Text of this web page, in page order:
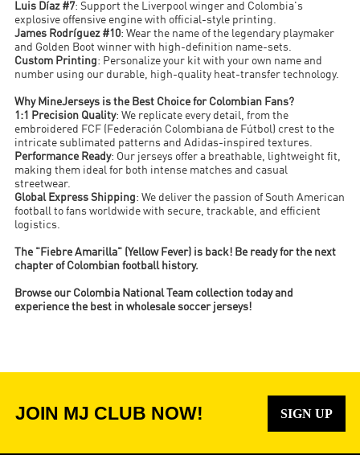
Luis Díaz #7: Support the Liverpool winger and Colombia's
explosive offensive engine with official-style printing.
James Rodríguez #10: Wear the name of the legendary playmaker
and Golden Boot winner with high-definition name-sets.
Custom Printing: Personalize your kit with your own name and
number using our durable, high-quality heat-transfer technology.
Why MineJerseys is the Best Choice for Colombian Fans?
1:1 Precision Quality: We replicate every detail, from the
embroidered FCF (Federación Colombiana de Fútbol) crest to the
intricate sublimated patterns and Adidas-inspired textures.
Performance Ready: Our jerseys offer a breathable, lightweight fit,
making them ideal for both intense matches and casual
streetwear.
Global Express Shipping: We deliver the passion of South American
football to fans worldwide with secure, trackable, and efficient
logistics.
The "Fiebre Amarilla" (Yellow Fever) is back! Be ready for the next
chapter of Colombian football history.
Browse our Colombia National Team collection today and
experience the best in wholesale soccer jerseys!
JOIN MJ CLUB NOW! SIGN UP